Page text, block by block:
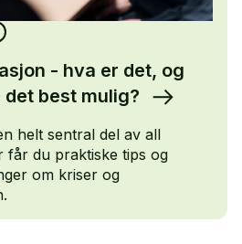
- hva er det, og
best mulig?
helt sentral del av all
får du praktiske tips og
om kriser og